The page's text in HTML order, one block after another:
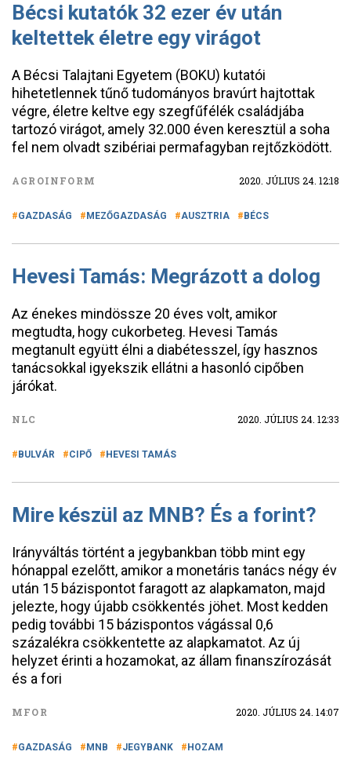
Bécsi kutatók 32 ezer év után
keltettek életre egy virágot
A Bécsi Talajtani Egyetem (BOKU) kutatói
hihetetlennek tűnő tudományos bravúrt hajtottak
végre, életre keltve egy szegfűfélék családjába
tartozó virágot, amely 32.000 éven keresztül a soha
fel nem olvadt szibériai permafagyban rejtőzködött.
AGROINFORM 2020. JÚLIUS 24. 12:18
GAZDASÁG MEZŐGAZDASÁG AUSZTRIA BÉCS
Hevesi Tamás: Megrázott a dolog
Az énekes mindössze 20 éves volt, amikor
megtudta, hogy cukorbeteg. Hevesi Tamás
megtanult együtt élni a diabétesszel, így hasznos
tanácsokkal igyekszik ellátni a hasonló cipőben
járókat.
NLC 2020. JÚLIUS 24. 12:33
BULVÁR CIPŐ HEVESI TAMÁS
Mire készül az MNB? És a forint?
Irányváltás történt a jegybankban több mint egy
hónappal ezelőtt, amikor a monetáris tanács négy év
után 15 bázispontot faragott az alapkamaton, majd
jelezte, hogy újabb csökkentés jöhet. Most kedden
pedig további 15 bázispontos vágással 0,6
százalékra csökkentette az alapkamatot. Az új
helyzet érinti a hozamokat, az állam finanszírozását
és a fori
MFOR 2020. JÚLIUS 24. 14:07
GAZDASÁG MNB JEGYBANK
HOZAM